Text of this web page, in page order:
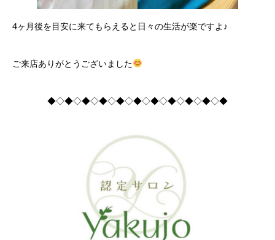
4ヶ月後を目安に来てもらえると日々の生活が楽ですよ♪
ご来店ありがとうございました
◆◇◆◇◆◇◆◇◆◇◆◇◆◇◆◇◆◇◆◇◆